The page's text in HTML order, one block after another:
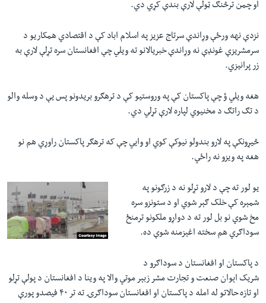
او چمن ترڅنګ ټولې لارې بندې کړي دي.
نزدې نهه ورځې وړاندې سرتاج عزيز په اسلام اباد کې د اقتصادي همکاريو د
سرمشريزې غونډې نه وړاندې خبريالانو ته ويلي چې افغانستان سره تړلې لارې به
زر پرانيزي.
هغه ويلي ؤ چې پاکستان کې په وروستيو کې د ترهګرو بریدونو پس يې د وسله والو
د تګ راتګ د مخنيوي لپاره لارې تړلي دي.
څيړونکې په لارو بندولو نيوکې کوي او وايي چې که ترهګر پاکستان راوړي هم نو
هغه په ويزو نه راځي.
یو لور ته چې د لارو تړلو نه د زرګونو په
شمېره کې خلک ګېر شوي او د ستونزو سره
مخ شوي نو بل لور ته د دواړو ملکونو ترمنځ
سوداګري هم سخته اغېزمنه شوې ده.
د پاکستان او افغانستان د سوداګرو د
شريک اېوان صنعت و تجارت مشر زبېر موتي والا په وينا د افغانستان د پولې تړلو
او تازه حالاتو له امله د پاکستان او افغانستان سوداګرۍ ته تر ۴۰ فيصدو پورې